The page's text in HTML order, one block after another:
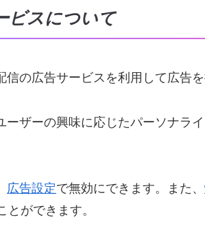
ビスについて
の広告サービスを利用して広告を
ーザーの興味に応じたパーソナラ
広告設定で無効にできます。また、
ができます。